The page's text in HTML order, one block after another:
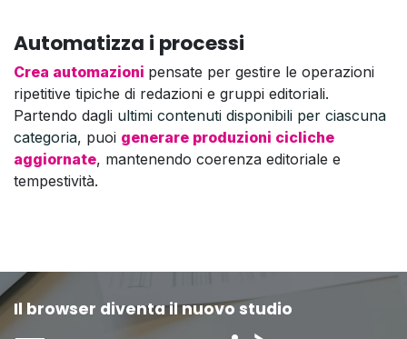
Automatizza i processi
Crea automazioni pensate per gestire le operazioni
ripetitive tipiche di redazioni e gruppi editoriali.
Partendo dagli ultimi contenuti disponibili per ciascuna
categoria, puoi generare produzioni cicliche
aggiornate, mantenendo coerenza editoriale e
tempestività.
Il browser diventa il nuovo studio